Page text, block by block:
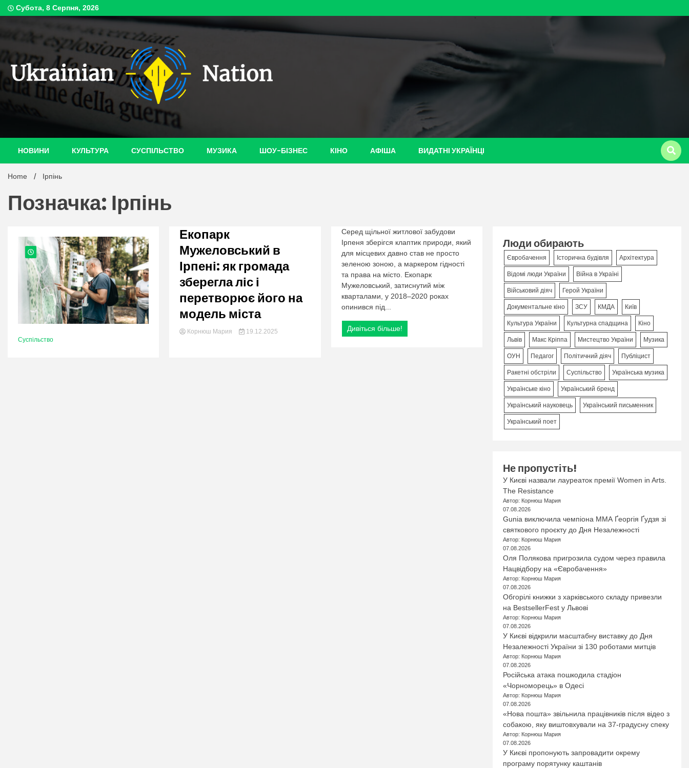
Skip
to
Субота, 8 Серпня, 2026
ukrainian-
nation.org.ua
НОВИНИ КУЛЬТУРА СУСПІЛЬСТВО МУЗИКА ШОУ-БІЗНЕС КІНО АФІША ВИДАТНІ УКРАЇНЦІ
Home Ірпінь
Позначка: Ірпінь
Суспільство
Екопарк
Мужеловський в
Ірпені: як громада
зберегла ліс і
перетворює його на
модель міста
Корнюш Мария 19.12.2025
Серед щільної житлової забудови
Ірпеня зберігся клаптик природи, який
для місцевих давно став не просто
зеленою зоною, а маркером гідності
та права на місто. Екопарк
Мужеловський, затиснутий між
кварталами, у 2018–2020 роках
опинився під...
Дивіться більше!
Люди обирають
Євробачення Історична будівля Архітектура
Відомі люди України Війна в Україні
Військовий діяч Герой України
Документальне кіно ЗСУ КМДА Київ
Культура України Культурна спадщина Кіно
Львів Макс Кріппа Мистецтво України Музика
ОУН Педагог Політичний діяч Публіцист
Ракетні обстріли Суспільство Українська музика
Українське кіно Український бренд
Український науковець Український письменник
Український поет
Не пропустіть!
У Києві назвали лауреаток премії Women in Arts.
The Resistance
Автор: Корнюш Мария
07.08.2026
Gunia виключила чемпіона ММА Ґеоргія Ґудзя зі
святкового проєкту до Дня Незалежності
Автор: Корнюш Мария
07.08.2026
Оля Полякова пригрозила судом через правила
Нацвідбору на «Євробачення»
Автор: Корнюш Мария
07.08.2026
Обгорілі книжки з харківського складу привезли
на BestsellerFest у Львові
Автор: Корнюш Мария
07.08.2026
У Києві відкрили масштабну виставку до Дня
Незалежності України зі 130 роботами митців
Автор: Корнюш Мария
07.08.2026
Російська атака пошкодила стадіон
«Чорноморець» в Одесі
Автор: Корнюш Мария
07.08.2026
«Нова пошта» звільнила працівників після відео з
собакою, яку виштовхували на 37-градусну спеку
Автор: Корнюш Мария
07.08.2026
У Києві пропонують запровадити окрему
програму порятунку каштанів